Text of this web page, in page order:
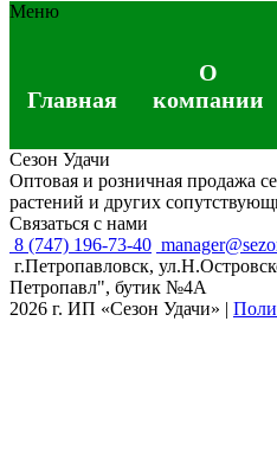
Меню
Главная
О
компании
Сезон Удачи
Оптовая и розничная продажа
растений и других
Связаться с нами
8 (747) 196-73-40
г.Петропавловск,
Петропавл", бутик №4A
2026 г. ИП «Сезон Удачи» |